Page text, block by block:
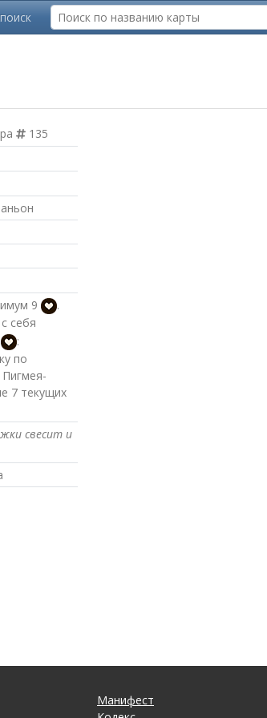
135
9
.
себя
:
по
Пигмея-
7 текущих
свесит и
Манифест